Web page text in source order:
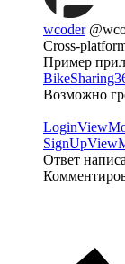
wcoder
Cross-
Пример
Возможно
Ответ